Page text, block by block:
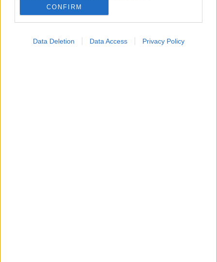
Purposes for which it was collected.
Opted Out
CONFIRM
Data Deletion Data Access Privacy Policy